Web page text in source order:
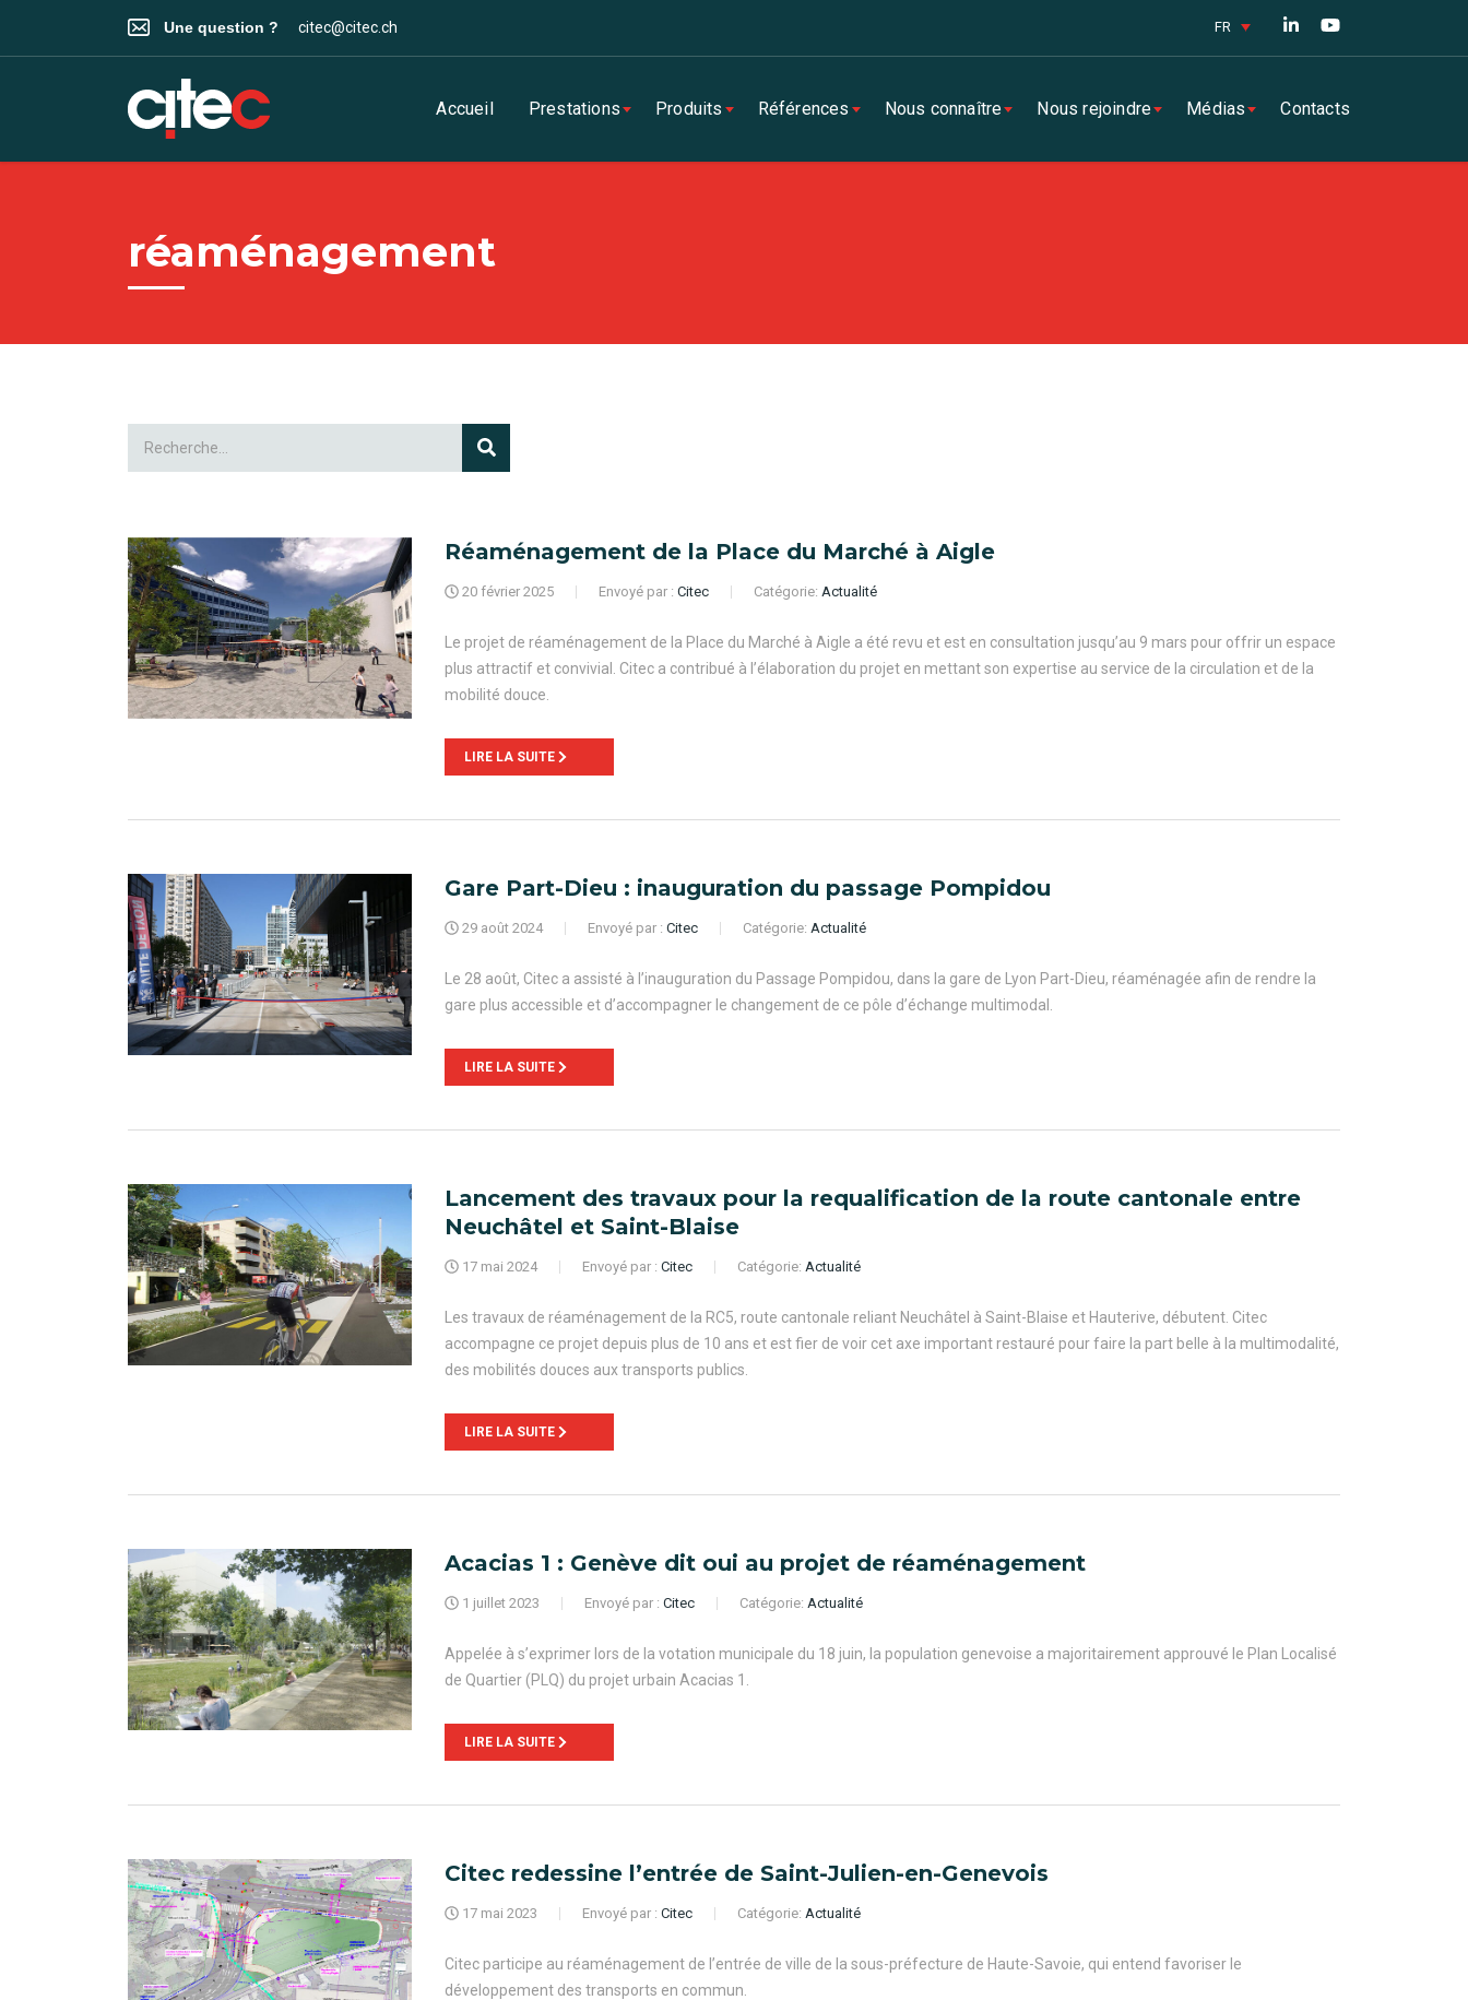
FR
Une question ? citec@citec.ch
Accueil Prestations Produits Références Nous connaître Nous rejoindre Médias Contacts
réaménagement
Réaménagement de la Place du Marché à Aigle
20 février 2025 Envoyé par : Citec Catégorie: Actualité
Le projet de réaménagement de la Place du Marché à Aigle a été revu et est en consultation jusqu’au 9 mars pour offrir un espace
plus attractif et convivial. Citec a contribué à l’élaboration du projet en mettant son expertise au service de la circulation et de la
mobilité douce.
LIRE LA SUITE
Gare Part-Dieu : inauguration du passage Pompidou
29 août 2024 Envoyé par : Citec Catégorie: Actualité
Le 28 août, Citec a assisté à l’inauguration du Passage Pompidou, dans la gare de Lyon Part-Dieu, réaménagée afin de rendre la
gare plus accessible et d’accompagner le changement de ce pôle d’échange multimodal.
LIRE LA SUITE
Lancement des travaux pour la requalification de la route cantonale entre
Neuchâtel et Saint-Blaise
17 mai 2024 Envoyé par : Citec Catégorie: Actualité
Les travaux de réaménagement de la RC5, route cantonale reliant Neuchâtel à Saint-Blaise et Hauterive, débutent. Citec
accompagne ce projet depuis plus de 10 ans et est fier de voir cet axe important restauré pour faire la part belle à la multimodalité,
des mobilités douces aux transports publics.
LIRE LA SUITE
Acacias 1 : Genève dit oui au projet de réaménagement
1 juillet 2023 Envoyé par : Citec Catégorie: Actualité
Appelée à s’exprimer lors de la votation municipale du 18 juin, la population genevoise a majoritairement approuvé le Plan Localisé
de Quartier (PLQ) du projet urbain Acacias 1.
LIRE LA SUITE
Citec redessine l’entrée de Saint-Julien-en-Genevois
17 mai 2023 Envoyé par : Citec Catégorie: Actualité
Citec participe au réaménagement de l’entrée de ville de la sous-préfecture de Haute-Savoie, qui entend favoriser le
développement des transports en commun.